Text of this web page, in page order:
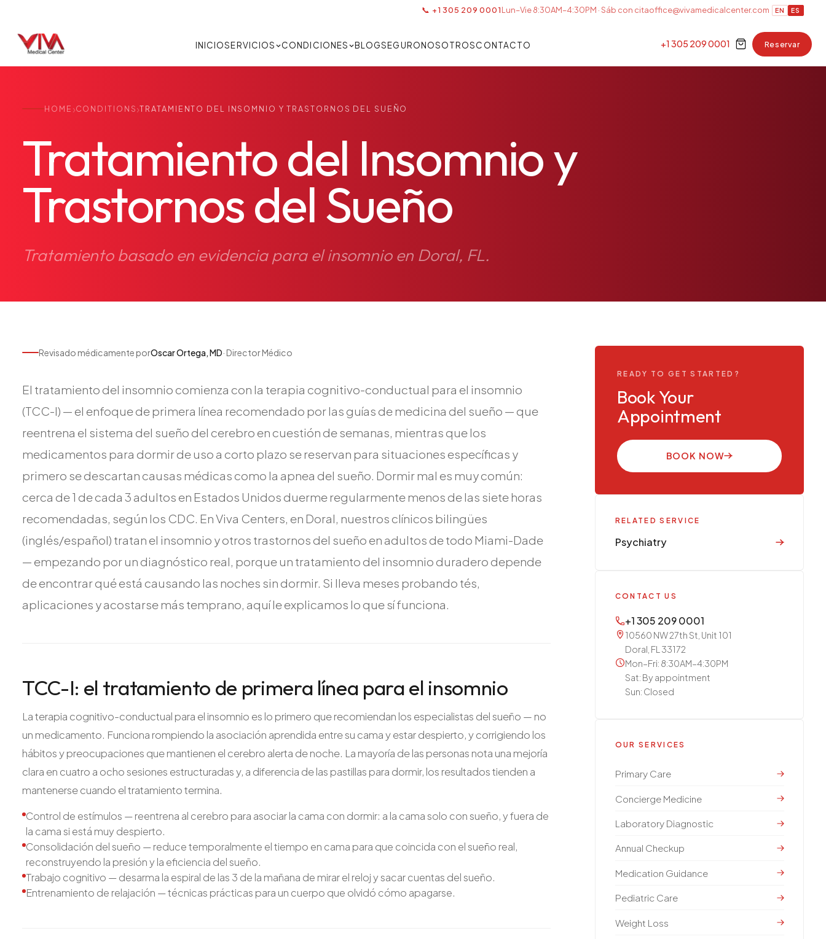
📞 +1 305 209 0001Lun–Vie 8:30AM–4:30PM · Sáb con citaoffice@vivamedicalcenter.com EN ES
INICIOSERVICIOS CONDICIONES BLOGSEGURONOSOTROSCONTACTO +1 305 209 0001 Reservar
HOME ›CONDITIONS›TRATAMIENTO DEL INSOMNIO Y TRASTORNOS DEL SUEÑO
Tratamiento del Insomnio y
Trastornos del Sueño
Tratamiento basado en evidencia para el insomnio en Doral, FL.
Revisado médicamente porOscar Ortega, MD· Director Médico
El tratamiento del insomnio comienza con la terapia cognitivo-conductual para el insomnio
(TCC-I) — el enfoque de primera línea recomendado por las guías de medicina del sueño — que
reentrena el sistema del sueño del cerebro en cuestión de semanas, mientras que los
medicamentos para dormir de uso a corto plazo se reservan para situaciones específicas y
primero se descartan causas médicas como la apnea del sueño. Dormir mal es muy común:
cerca de 1 de cada 3 adultos en Estados Unidos duerme regularmente menos de las siete horas
recomendadas, según los CDC. En Viva Centers, en Doral, nuestros clínicos bilingües
(inglés/español) tratan el insomnio y otros trastornos del sueño en adultos de todo Miami-Dade
— empezando por un diagnóstico real, porque un tratamiento del insomnio duradero depende
de encontrar qué está causando las noches sin dormir. Si lleva meses probando tés,
aplicaciones y acostarse más temprano, aquí le explicamos lo que sí funciona.
TCC-I: el tratamiento de primera línea para el insomnio
La terapia cognitivo-conductual para el insomnio es lo primero que recomiendan los especialistas del sueño — no
un medicamento. Funciona rompiendo la asociación aprendida entre su cama y estar despierto, y corrigiendo los
hábitos y preocupaciones que mantienen el cerebro alerta de noche. La mayoría de las personas nota una mejoría
clara en cuatro a ocho sesiones estructuradas y, a diferencia de las pastillas para dormir, los resultados tienden a
mantenerse cuando el tratamiento termina.
Control de estímulos — reentrena al cerebro para asociar la cama con dormir: a la cama solo con sueño, y fuera de
la cama si está muy despierto.
Consolidación del sueño — reduce temporalmente el tiempo en cama para que coincida con el sueño real,
reconstruyendo la presión y la eficiencia del sueño.
Trabajo cognitivo — desarma la espiral de las 3 de la mañana de mirar el reloj y sacar cuentas del sueño.
Entrenamiento de relajación — técnicas prácticas para un cuerpo que olvidó cómo apagarse.
READY TO GET STARTED?
Book Your
Appointment
BOOK NOW
RELATED SERVICE
Psychiatry
CONTACT US
+1 305 209 0001
10560 NW 27th St, Unit 101
Doral, FL 33172
Mon–Fri: 8:30AM–4:30PM
Sat: By appointment
Sun: Closed
OUR SERVICES
Primary Care
Concierge Medicine
Laboratory Diagnostic
Annual Checkup
Medication Guidance
Pediatric Care
Weight Loss